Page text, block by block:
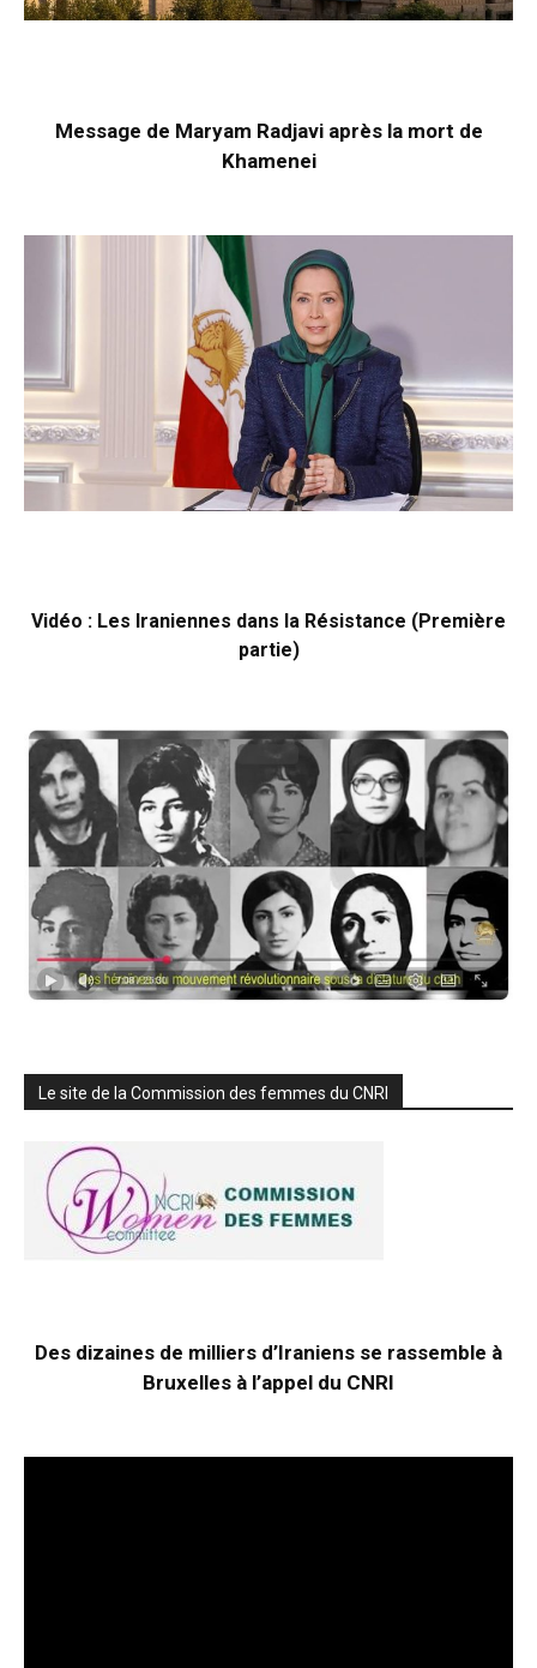
Message de Maryam Radjavi après la mort de
Khamenei
Vidéo : Les Iraniennes dans la Résistance (Première
partie)
Le site de la Commission des femmes du CNRI
Des dizaines de milliers d’Iraniens se rassemble à
Bruxelles à l’appel du CNRI